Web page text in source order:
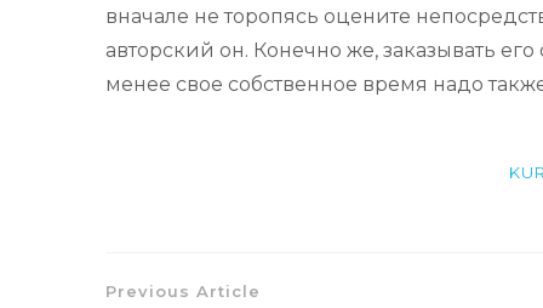
вначале не торопясь оцените
авторский он. Конечно же, заказывать
менее свое собственное время надо
Previous Article